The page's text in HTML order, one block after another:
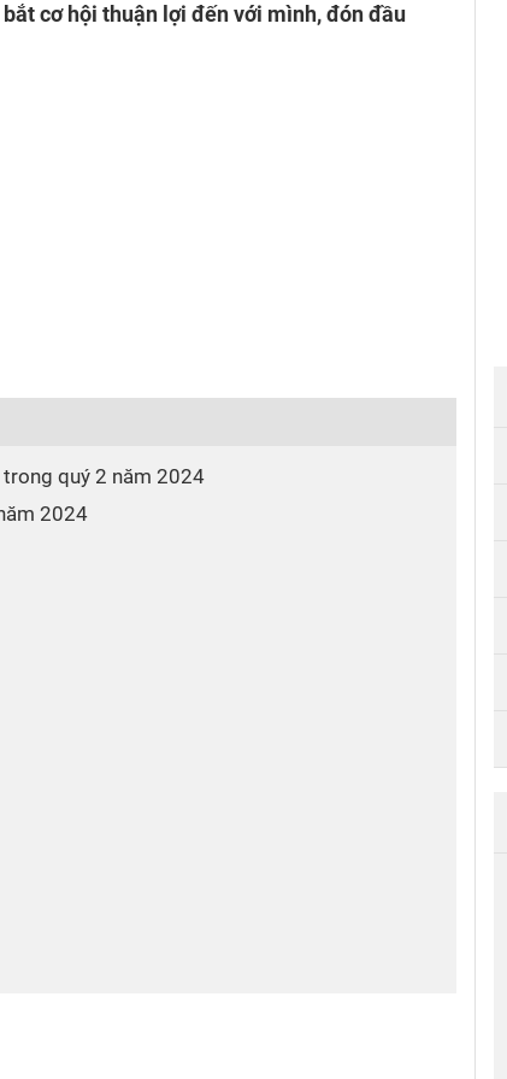
cơ hội thuận lợi đến với mình, đón đầu
quý 2 năm 2024
2024